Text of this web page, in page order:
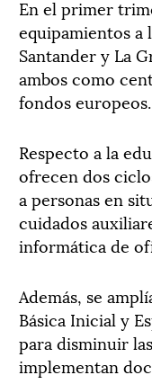
En el primer
equipamientos a
Santander y La
ambos como
fondos europeos.
Respecto a la
ofrecen dos
a personas en
cuidados
informática de
Además, se
Básica Inicial y
para disminuir
implementan